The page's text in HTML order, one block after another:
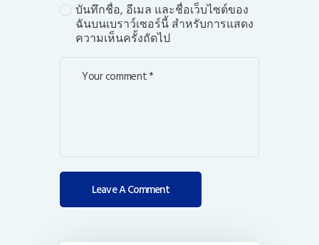
บันทึกชื่อ, อีเมล และชื่อเว็บไซต์ของ
ฉันบนเบราว์เซอร์นี้ สำหรับการแสดง
ความเห็นครั้งถัดไป